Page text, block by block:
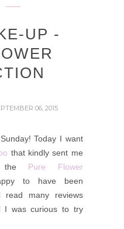
UP -
06, 2015
Today I want
that kindly sent me
the Pure Flower
to have been
read many reviews
I was curious to try